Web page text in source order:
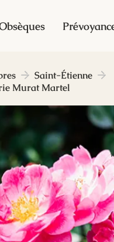
Saint-Étienne
Murat Martel